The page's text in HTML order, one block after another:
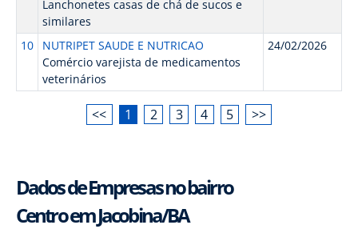
Lanchonetes casas de chá de sucos e
similares
10
NUTRIPET SAUDE E NUTRICAO
Comércio varejista de medicamentos
veterinários
24/02/2026
<< 1 2 3 4 5 >>
Dados de Empresas no bairro
Centro em Jacobina/BA